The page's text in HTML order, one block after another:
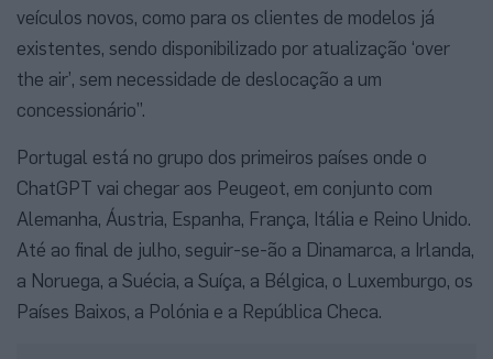
veículos novos, como para os clientes de modelos já
existentes, sendo disponibilizado por atualização ‘over
the air’, sem necessidade de deslocação a um
concessionário”.
Portugal está no grupo dos primeiros países onde o
ChatGPT vai chegar aos Peugeot, em conjunto com
Alemanha, Áustria, Espanha, França, Itália e Reino Unido.
Até ao final de julho, seguir-se-ão a Dinamarca, a Irlanda,
a Noruega, a Suécia, a Suíça, a Bélgica, o Luxemburgo, os
Países Baixos, a Polónia e a República Checa.